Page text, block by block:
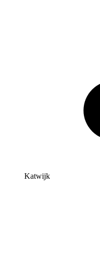
Katwijk